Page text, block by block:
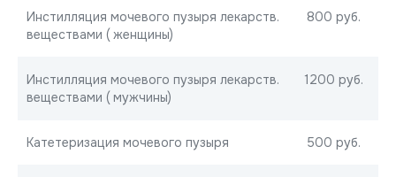
Инстилляция мочевого пузыря лекарств.
веществами ( женщины)
800 руб.
Инстилляция мочевого пузыря лекарств.
веществами ( мужчины)
1200 руб.
Катетеризация мочевого пузыря 500 руб.